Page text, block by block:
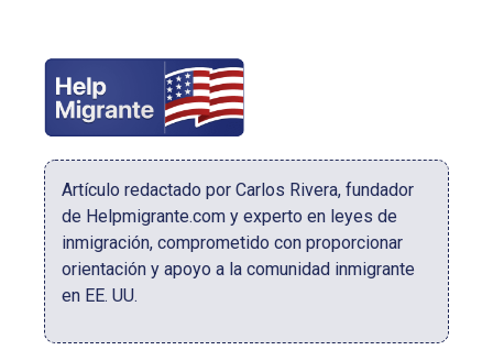
Artículo redactado por Carlos Rivera, fundador
de Helpmigrante.com y experto en leyes de
inmigración, comprometido con proporcionar
orientación y apoyo a la comunidad inmigrante
en EE. UU.